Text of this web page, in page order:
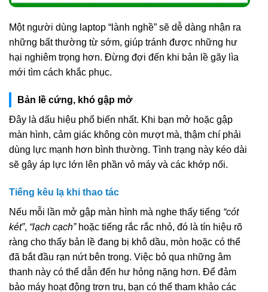
Một người dùng laptop “lành nghề” sẽ dễ dàng nhận ra
những bất thường từ sớm, giúp tránh được những hư
hại nghiêm trọng hơn. Đừng đợi đến khi bản lề gãy lìa
mới tìm cách khắc phục.
Bản lề cứng, khó gập mở
Đây là dấu hiệu phổ biến nhất. Khi bạn mở hoặc gập
màn hình, cảm giác không còn mượt mà, thậm chí phải
dùng lực mạnh hơn bình thường. Tình trạng này kéo dài
sẽ gây áp lực lớn lên phần vỏ máy và các khớp nối.
Tiếng kêu lạ khi thao tác
Nếu mỗi lần mở gập màn hình mà nghe thấy tiếng “cót
két”, “lạch cạch”hoặc tiếng rắc rắc nhỏ, đó là tín hiệu rõ
ràng cho thấy bản lề đang bị khô dầu, mòn hoặc có thể
đã bắt đầu rạn nứt bên trong. Việc bỏ qua những âm
thanh này có thể dẫn đến hư hỏng nặng hơn. Để đảm
bảo máy hoạt động trơn tru, bạn có thể tham khảo các